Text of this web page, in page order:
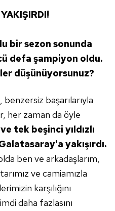
bir sezon sonunda
defa şampiyon oldu.
düşünüyorsunuz?
benzersiz başarılarıyla
her zaman da öyle
tek beşinci yıldızlı
yakışırdı.
ben ve arkadaşlarım,
ve camiamızla
karşılığını
daha fazlasını